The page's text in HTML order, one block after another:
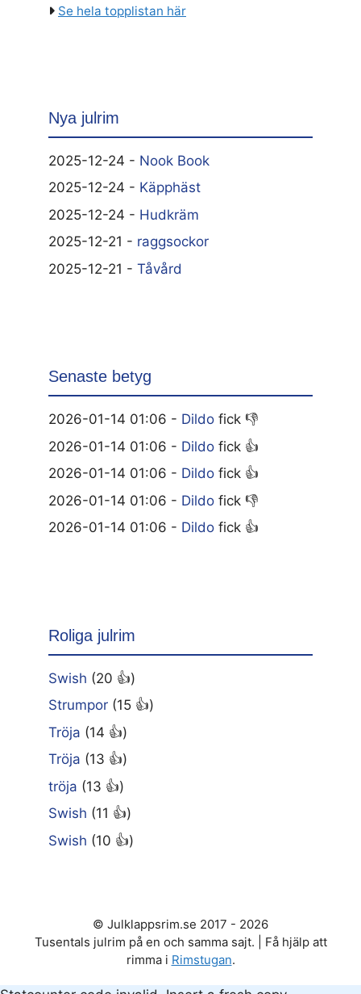
Se hela topplistan här
Nya julrim
2025-12-24 - Nook Book
2025-12-24 - Käpphäst
2025-12-24 - Hudkräm
2025-12-21 - raggsockor
2025-12-21 - Tåvård
Senaste betyg
2026-01-14 01:06 - Dildo fick 👎
2026-01-14 01:06 - Dildo fick 👍
2026-01-14 01:06 - Dildo fick 👍
2026-01-14 01:06 - Dildo fick 👎
2026-01-14 01:06 - Dildo fick 👍
Roliga julrim
Swish (20 👍)
Strumpor (15 👍)
Tröja (14 👍)
Tröja (13 👍)
tröja (13 👍)
Swish (11 👍)
Swish (10 👍)
© Julklappsrim.se 2017 - 2026
Tusentals julrim på en och samma sajt. | Få hjälp att
rimma i Rimstugan.